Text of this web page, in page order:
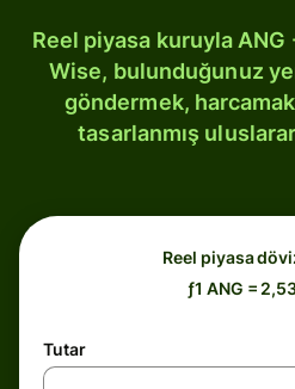
Reel piyasa kuruyla ANG
Wise, bulunduğunuz
göndermek,
tasarlanmış
Reel piyasa
ƒ1 ANG =
Tutar